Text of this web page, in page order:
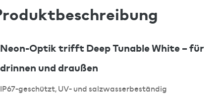
Neon-Optik trifft Deep Tunable White – für
drinnen und draußen
IP67-geschützt, UV- und salzwasserbeständig